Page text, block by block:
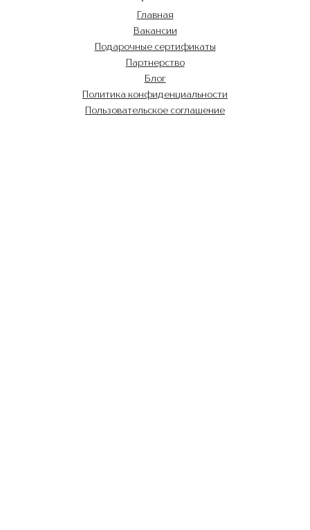
Главная
Вакансии
Подарочные сертификаты
Партнерство
Блог
Политика конфиденциальности
Пользовательское соглашение